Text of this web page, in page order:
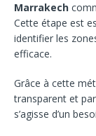
Marrakech
Cette étape est
identifier les
efficace.
Grâce à cette
transparent et
s’agisse d’un